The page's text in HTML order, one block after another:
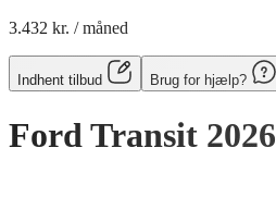
3.432 kr. / måned
Indhent tilbud Brug for hjælp?
Ford Transit 2026